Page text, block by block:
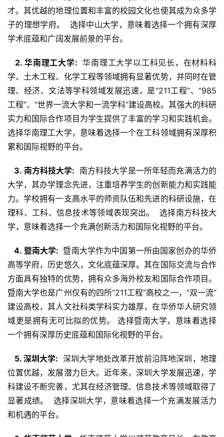
才。其优越的地理位置和丰富的校园文化也使其成为众多学
子的理想学府。  选择中山大学，意味着选择一个拥有深厚
学术底蕴和广阔发展前景的平台。
  2. 华南理工大学:
华南理工大学以工科见长，在材料科
学、土木工程、化学工程等领域拥有显著优势，并同时在管
理、经济、文法等学科领域发展迅速，是“211工程”、“985
工程”、“世界一流大学和一流学科”建设高校。其强大的科研
实力和国际合作项目为学生提供了丰富的学习和实践机会。
选择华南理工大学，意味着选择一个在工科领域拥有深厚积
累和国际视野的平台。
  3. 南方科技大学:
南方科技大学是一所年轻而充满活力的
大学，其办学理念先进，注重培养学生的创新能力和实践能
力。学校拥有一支高水平的师资队伍和先进的科研设施，在
理科、工科、信息技术等领域表现突出。  选择南方科技大
学，意味着选择一个充满创新活力和国际化视野的平台。
  4. 暨南大学:
暨南大学作为中国第一所由国家创办的华侨
高等学府，历史悠久，文化底蕴深厚。其在国际交流与合作
方面具有独特的优势，拥有众多海外校友和国际合作项目。
暨南大学也是广州仅有的四所“211工程”高校之一，“双一流”
建设高校，其人文社科类学科实力雄厚，在华侨华人研究领
域更是拥有无可比拟的优势。 选择暨南大学，意味着选择
一个拥有深厚历史底蕴和国际化视野的平台。
  5. 深圳大学:
深圳大学地处改革开放前沿阵地深圳，地理
位置优越，发展潜力巨大。近年来，深圳大学发展迅速，学
科建设不断完善，尤其在经济管理、信息技术等领域取得了
显著成绩。  选择深圳大学，意味着选择一个充满发展活力
和机遇的平台。